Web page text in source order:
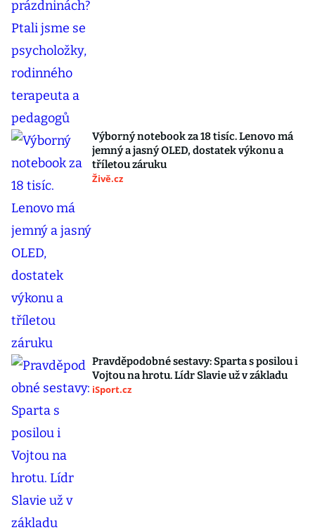
Výborný notebook za 18 tisíc. Lenovo má
jemný a jasný OLED, dostatek výkonu a
tříletou záruku
Živě.cz
Pravděpodobné sestavy: Sparta s posilou i
Vojtou na hrotu. Lídr Slavie už v základu
iSport.cz